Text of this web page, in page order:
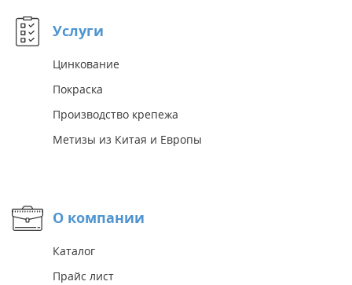
Услуги
Цинкование
Покраска
Производство крепежа
Метизы из Китая и Европы
О компании
Каталог
Прайс лист